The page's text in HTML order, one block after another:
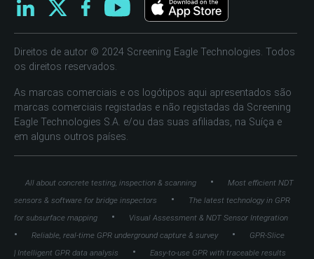
Direitos de autor © 2024 Screening Eagle Technologies. Todos
os direitos reservados.
As marcas comerciais e os logótipos aqui apresentados são
marcas comerciais registadas e não registadas da Screening
Eagle Technologies S.A. e/ou das suas afiliadas, na Suíça e
em alguns outros países.
All about concrete testing, inspection & scanning •
Most efficient NDT
sensors & software for bridge inspectors
•
The latest technology in GPR
for subsurface mapping
• Visual Assessment & NDT Sensor Integration
• Reliable, real-time GPR underground capture & survey •
GPR-Slice
| Intelligent GPR data analysis
• Easy-to-use GPR with traceable results